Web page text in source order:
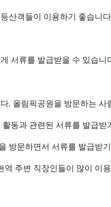
산객들이 이용하기 좋습니
서류를 발급받을 수 있습니
. 올림픽공원을 방문하는 사
동과 관련된 서류를 발급받
방문하면서 서류를 발급받
주변 직장인들이 많이 이용